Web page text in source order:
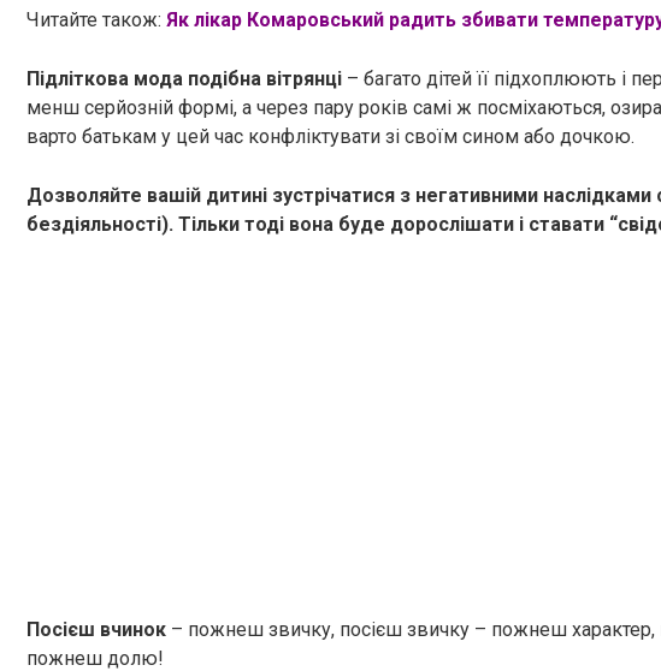
Читайте також: Як лікар Комаровський радить збивати
Підліткова мода подібна вітрянці – багато дітей її підхоплюють і
менш серйозній формі, а через пару років самі ж посміхаються,
варто батькам у цей час конфліктувати зі своїм сином або дочкою.
Дозволяйте вашій дитині зустрічатися з негативними наслідками
бездіяльності). Тільки тоді вона буде дорослішати і ставати
Посієш вчинок – пожнеш звичку, посієш звичку – пожнеш характер,
пожнеш долю!